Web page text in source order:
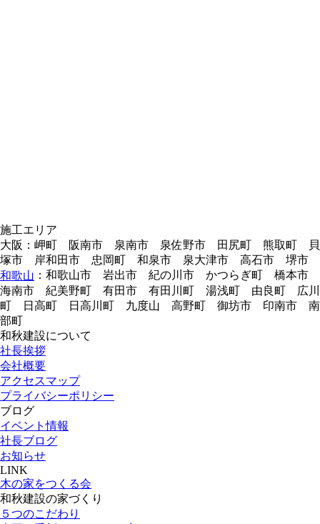
施工エリア
大阪：岬町 阪南市 泉南市 泉佐野市 田尻町 熊取町 貝
塚市 岸和田市 忠岡町 和泉市 泉大津市 高石市 堺市
和歌山 ：和歌山市 岩出市 紀の川市 かつらぎ町 橋本市
海南市 紀美野町 有田市 有田川町 湯浅町 由良町 広川
町 日高町 日高川町 九度山 高野町 御坊市 印南市 南
部町
和秋建設について
社長挨拶
会社概要
アクセスマップ
プライバシーポリシー
ブログ
イベント情報
社長ブログ
お知らせ
LINK
木の家をつくる会
和秋建設の家づくり
５つのこだわり